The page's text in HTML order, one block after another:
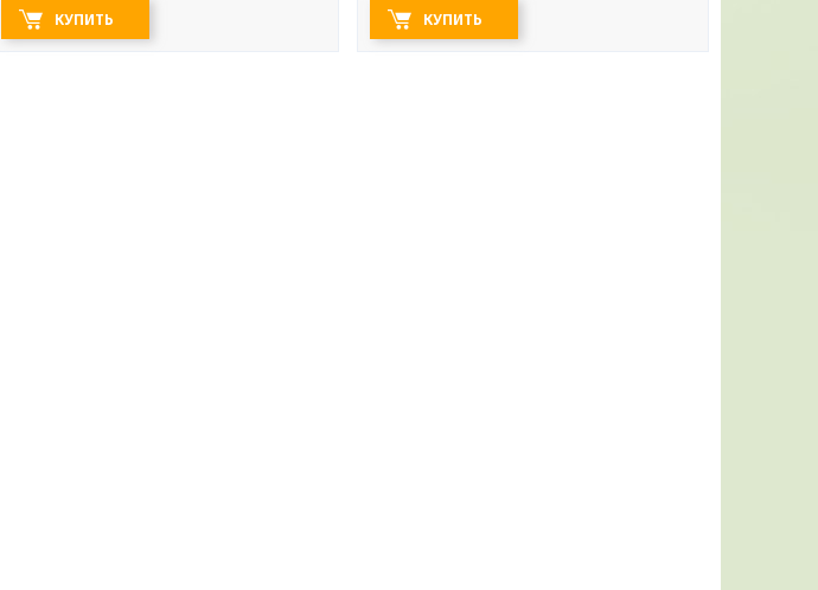
КУПИТЬ КУПИТЬ